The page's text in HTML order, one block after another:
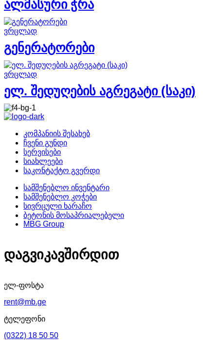
ალმასური ჭრა
ვრცლად
გენერატორები
ვრცლად
ელ. შედუღების აგრეგატი (საკი)
კომპანიის შესახებ
ჩვენი გუნდი
სერვისები
სიახლეები
საკონტაქტო გვერდი
სამშენებლო ინვენტარი
სამშენებლო კოჭები
სივრცული ხარაჩო
ბეტონის მოსაპრიალებელი
MBG Group
დაგვიკავშირდით
ელ-ფოსტა
rent@mb.ge
ტელეფონი
(0322) 18 50 50